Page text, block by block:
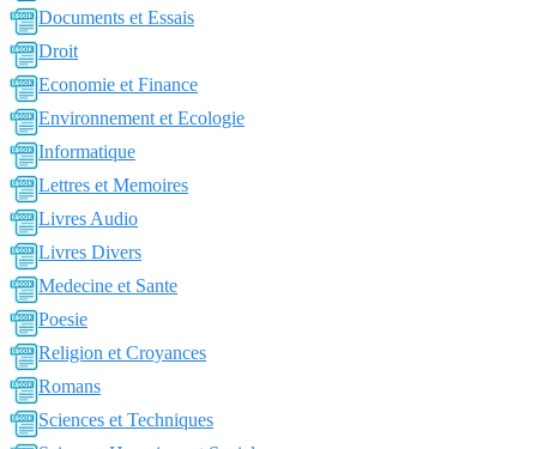
Documents et Essais
Droit
Economie et Finance
Environnement et Ecologie
Informatique
Lettres et Memoires
Livres Audio
Livres Divers
Medecine et Sante
Poesie
Religion et Croyances
Romans
Sciences et Techniques